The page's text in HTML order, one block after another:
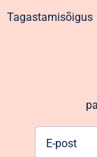
Tagastamisõigus